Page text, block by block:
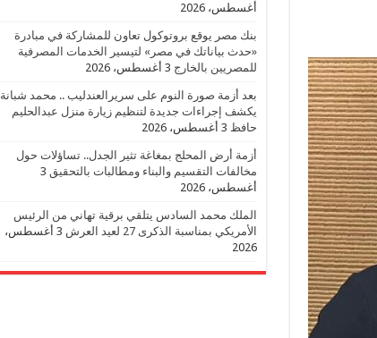
أغسطس، 2026
بنك مصر يوقع بروتوكول تعاون للمشاركة في مبادرة
«حدث بياناتك في مصر» لتيسير الخدمات المصرفية
للمصريين بالخارج 3 أغسطس، 2026
بعد أزمة صورة النوم على سريرالعندليب .. محمد شبانة
يكشف إجراءات جديدة لتنظيم زيارة منزل عبدالحليم
حافظ 3 أغسطس، 2026
أزمة أرض المحلج بمغاغة تثير الجدل.. تساؤلات حول
مخالفات التقسيم والبناء ومطالبات بالتحقيق 3
أغسطس، 2026
الملك محمد السادس يتلقي برقية تهاني من الرئيس
الأمريكي بمناسبة الذكرى 27 لعيد العرش
3 أغسطس،
2026